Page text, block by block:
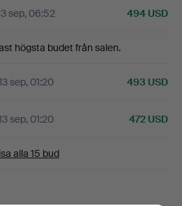
sep, 06:52 494 USD
högsta budet från salen.
sep, 01:20 493 USD
sep, 01:20 472 USD
alla 15 bud